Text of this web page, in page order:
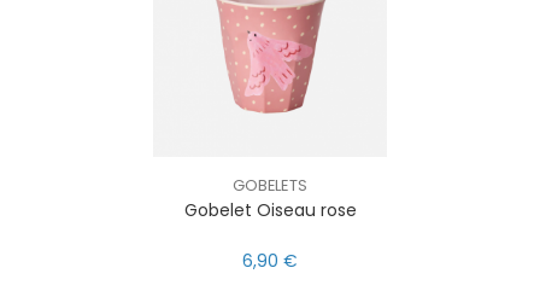
GOBELETS
Gobelet Oiseau rose
6,90 €